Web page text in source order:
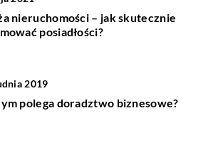
nieruchomości – jak skutecznie
posiadłości?
2019
polega doradztwo biznesowe?